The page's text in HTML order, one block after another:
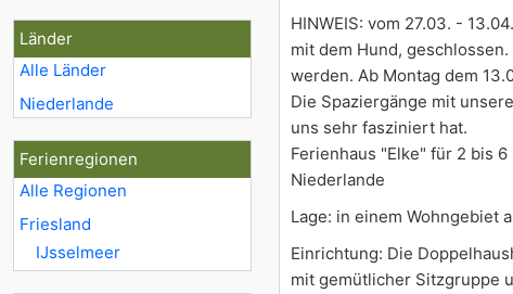
Länder
Alle Länder
Niederlande
Ferienregionen
Alle Regionen
Friesland
IJsselmeer
HINWEIS: vom 27.03. -
mit dem Hund,
werden. Ab Montag dem
Die Spaziergänge mit
uns sehr fasziniert hat.
Ferienhaus "Elke" für 2 bis
Niederlande
Lage: in einem Wohngebiet
Einrichtung: Die
mit gemütlicher Sitzgruppe